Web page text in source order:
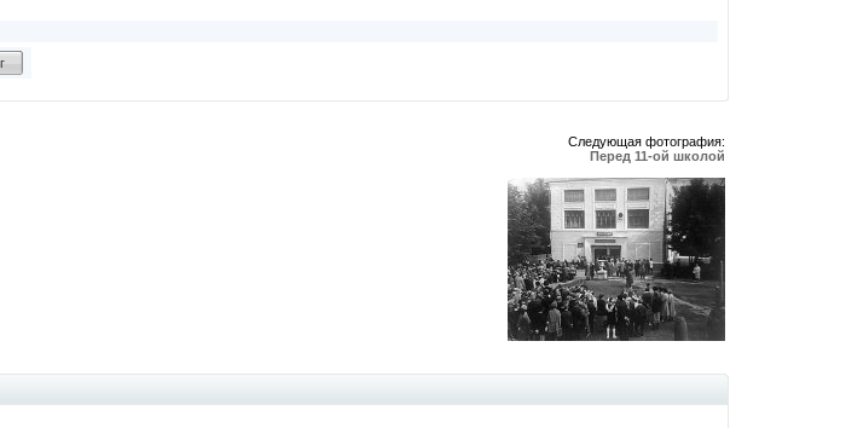
Следующая фотография:
Перед 11-ой школой